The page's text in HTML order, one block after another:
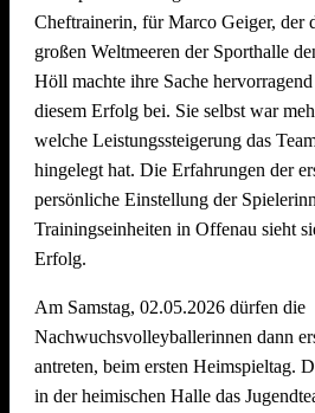
Wir freuen uns schon jetzt auf den5.
Beachvolleyball Cup Ende Juni
alle (wieder) auf dem Sand
Cheftrainerin, für Marco Geiger, der
großen Weltmeeren der Sporthalle
Höll machte ihre Sache
diesem Erfolg bei. Sie selbst war
welche Leistungssteigerung das
hingelegt hat. Die Erfahrungen der
persönliche Einstellung der
Trainingseinheiten in Offenau sieht
Erfolg.
Am Samstag, 02.05.2026 dürfen die
Nachwuchsvolleyballerinnen dann
antreten, beim ersten Heimspieltag.
in der heimischen Halle das